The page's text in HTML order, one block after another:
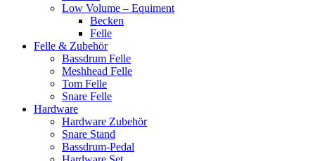
Low Volume – Equiment
Becken
Felle
Felle & Zubehör
Bassdrum Felle
Meshhead Felle
Tom Felle
Snare Felle
Hardware
Hardware Zubehör
Snare Stand
Bassdrum-Pedal